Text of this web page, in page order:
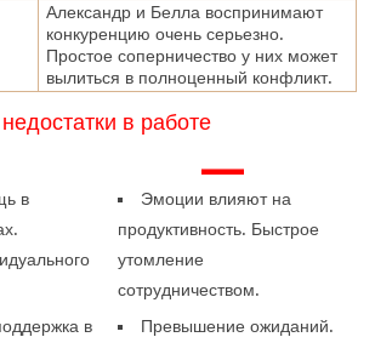
Александр и Белла воспринимают
конкуренцию очень серьезно.
Простое соперничество у них может
вылиться в полноценный конфликт.
в работе
в
в
—
Эмоции влияют на
продуктивность. Быстрое
утомление
сотрудничеством.
Превышение ожиданий.